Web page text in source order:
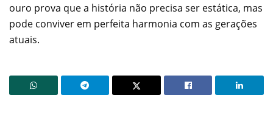
ouro prova que a história não precisa ser estática, mas
pode conviver em perfeita harmonia com as gerações
atuais.